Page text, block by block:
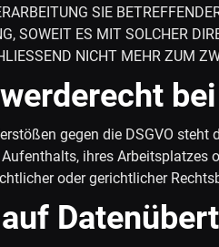
SIE
SOWEIT ES MIT SOLCHER
NICHT MEHR ZUM
gegen die DSGVO
ihres Arbeitsplatzes
oder gerichtlicher